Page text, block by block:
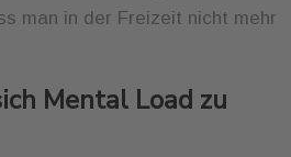
man in der Freizeit nicht mehr
Mental Load zu